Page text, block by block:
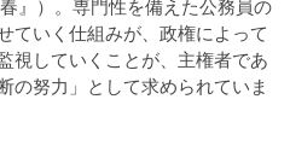
』）。専門性を備えた公務員の
ていく仕組みが、政権によって
視していくことが、主権者であ
の努力」として求められていま